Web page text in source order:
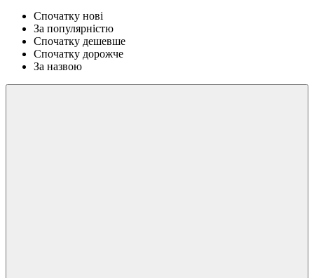
Спочатку нові
За популярністю
Спочатку дешевше
Спочатку дорожче
За назвою